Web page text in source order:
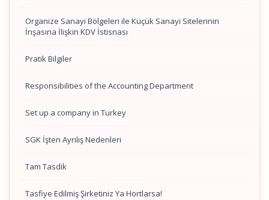
Organize Sanayi Bölgeleri ile Küçük Sanayi Sitelerinin
İnşasına İlişkin KDV İstisnası
Pratik Bilgiler
Responsibilities of the Accounting Department
Set up a company in Turkey
SGK İşten Ayrılış Nedenleri
Tam Tasdik
Tasfiye Edilmiş Şirketiniz Ya Hortlarsa!